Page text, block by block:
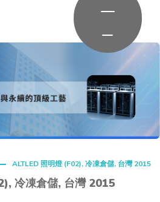
ALTLED 照明燈 (F02), 冷凍倉儲, 台灣 2015
冷凍倉儲, 台灣 2015